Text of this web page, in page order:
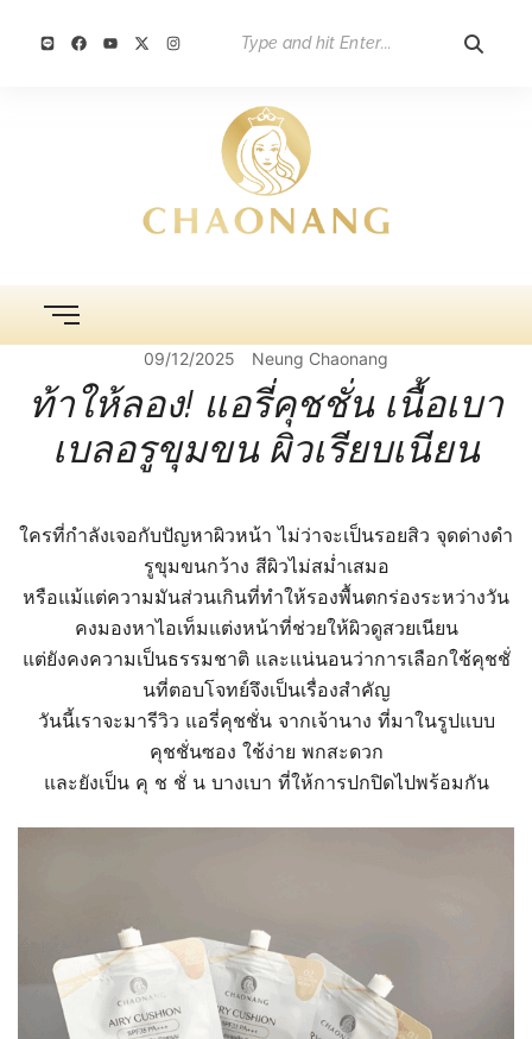
09/12/2025 Neung Chaonang
ท้าให้ลอง! แอรี่คุชชั่น เนื้อเบา
เบลอรูขุมขน ผิวเรียบเนียน
ใครที่กำลังเจอกับปัญหาผิวหน้า ไม่ว่าจะเป็นรอยสิว จุดด่างดำ
รูขุมขนกว้าง สีผิวไม่สม่ำเสมอ
หรือแม้แต่ความมันส่วนเกินที่ทำให้รองพื้นตกร่องระหว่างวัน
คงมองหาไอเท็มแต่งหน้าที่ช่วยให้ผิวดูสวยเนียน
แต่ยังคงความเป็นธรรมชาติ และแน่นอนว่าการเลือกใช้คุชชั่
นที่ตอบโจทย์จึงเป็นเรื่องสำคัญ
วันนี้เราจะมารีวิว แอรี่คุชชั่น จากเจ้านาง ที่มาในรูปแบบ
คุชชั่นซอง ใช้ง่าย พกสะดวก
และยังเป็น คุ ช ชั่ น บางเบา ที่ให้การปกปิดไปพร้อมกัน